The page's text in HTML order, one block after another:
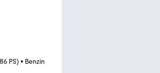
PS) • Benzin